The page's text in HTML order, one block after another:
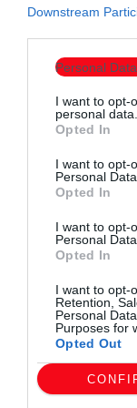
Downstream
Personal
I want to opt-
personal data.
Opted In
I want to opt-
Personal Data.
Opted In
I want to opt-
Personal
Opted In
I want to opt-
Retention,
Personal
Purposes for
Opted Out
Ρεπό: ΠΑΟΚ
Σχετικά